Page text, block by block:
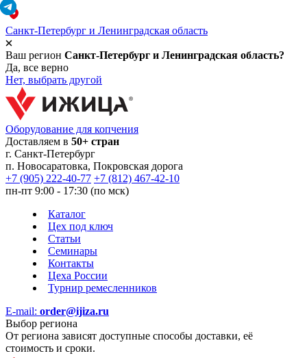
Санкт-Петербург и Ленинградская область
Ваш регион Санкт-Петербург и Ленинградская область?
Да, все верно
Нет, выбрать другой
Оборудование для копчения
Доставляем в 50+ стран
г. Санкт-Петербург
п. Новосаратовка, Покровская дорога
+7 (905) 222-40-77 +7 (812) 467-42-10
пн-пт 9:00 - 17:30 (по мск)
Каталог
Цех под ключ
Статьи
Семинары
Контакты
Цеха России
Турнир ремесленников
E-mail: order@ijiza.ru
Выбор региона
От региона зависят доступные способы доставки, её
стоимость и сроки.